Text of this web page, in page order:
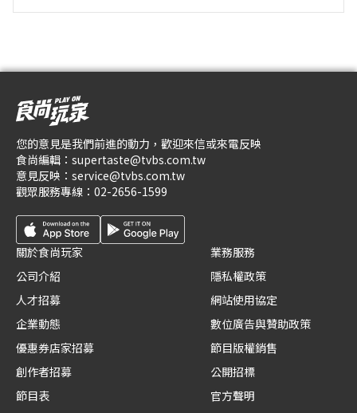
您的意見是我們前進的動力，歡迎來信或來電反映
食尚編輯： supertaste@tvbs.com.tw
意見反映： service@tvbs.com.tw
觀眾服務專線： 02-2656-1599
關於食尚玩家
公司介紹
人才招募
企業動態
優惠券店家招募
創作者招募
節目表
業務服務
隱私權政策
網站使用協定
數位廣告與贊助政策
節目版權銷售
公開招標
官方聲明